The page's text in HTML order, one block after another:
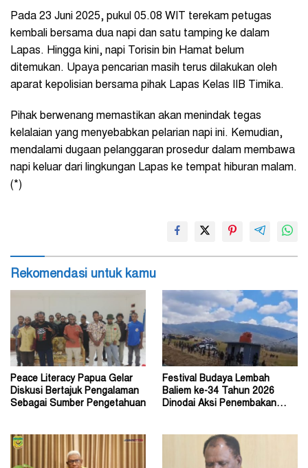
Pada 23 Juni 2025, pukul 05.08 WIT terekam petugas
kembali bersama dua napi dan satu tamping ke dalam
Lapas. Hingga kini, napi Torisin bin Hamat belum
ditemukan. Upaya pencarian masih terus dilakukan oleh
aparat kepolisian bersama pihak Lapas Kelas IIB Timika.
Pihak berwenang memastikan akan menindak tegas
kelalaian yang menyebabkan pelarian napi ini. Kemudian,
mendalami dugaan pelanggaran prosedur dalam membawa
napi keluar dari lingkungan Lapas ke tempat hiburan malam.
(*)
Rekomendasi untuk kamu
Peace Literacy Papua Gelar
Diskusi Bertajuk Pengalaman
Sebagai Sumber Pengetahuan
Festival Budaya Lembah
Baliem ke-34 Tahun 2026
Dinodai Aksi Penembakan